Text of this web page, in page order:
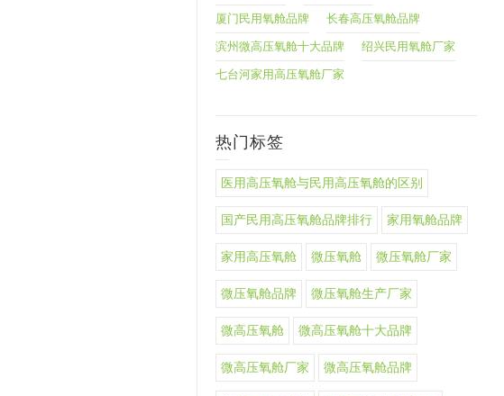
厦门民用氧舱品牌 长春高压氧舱品牌
滨州微高压氧舱十大品牌 绍兴民用氧舱厂家
七台河家用高压氧舱厂家
热门标签
医用高压氧舱与民用高压氧舱的区别
国产民用高压氧舱品牌排行 家用氧舱品牌
家用高压氧舱 微压氧舱 微压氧舱厂家
微压氧舱品牌 微压氧舱生产厂家
微高压氧舱 微高压氧舱十大品牌
微高压氧舱厂家 微高压氧舱品牌